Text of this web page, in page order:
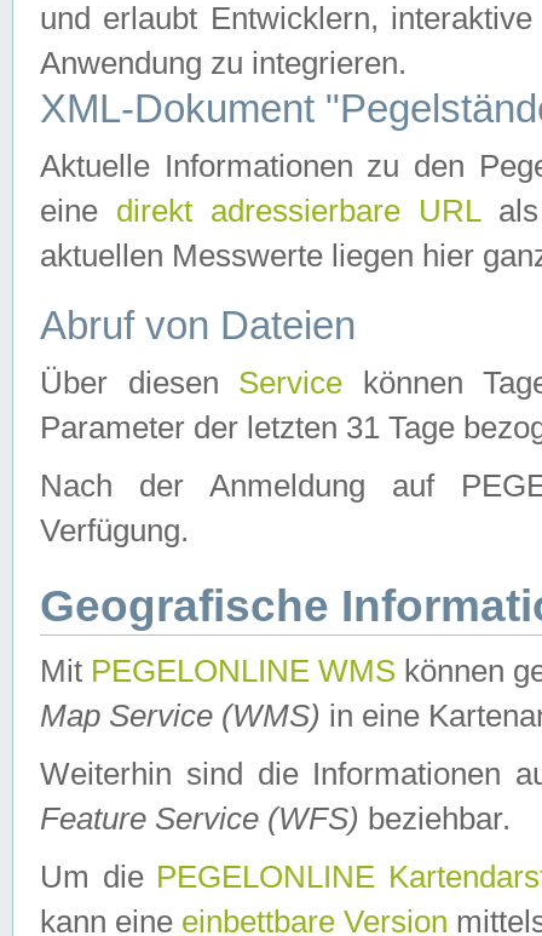
und erlaubt Entwicklern,
Anwendung zu integrieren.
XML-Dokument
Aktuelle Informationen zu den
eine direkt adressierbare URLals
aktuellen Messwerte liegen hier
Abruf von Dateien
Über diesen Service können
Parameter der letzten 31 Tage
Nach der Anmeldung auf
Verfügung.
Geografische
Mit PEGELONLINE WMS können
Map Service (WMS) in eine
Weiterhin sind die Informationen
Feature Service (WFS) beziehbar.
Um die PEGELONLINE
kann eine einbettbare Version